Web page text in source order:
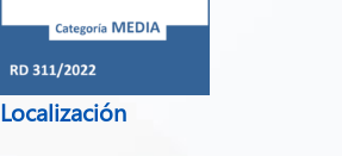
Localización